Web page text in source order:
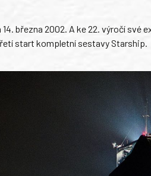
března 2002. A ke 22. výročí
start kompletní sestavy Starship.